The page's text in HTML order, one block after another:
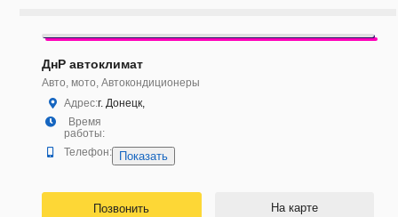
ДнР автоклимат
Авто, мото, Автокондиционеры
Адрес:г. Донецк,
Время
работы:
Телефон:
Показать
Позвонить На карте